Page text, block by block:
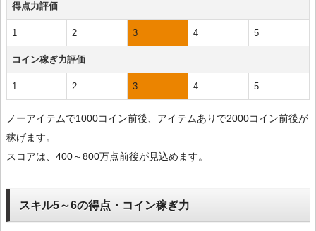
得点力評価
1 2 3 4 5
コイン稼ぎ力評価
1 2 3 4 5
ノーアイテムで1000コイン前後、アイテムありで2000コイン前後が
稼げます。
スコアは、400～800万点前後が見込めます。
スキル5～6の得点・コイン稼ぎ力